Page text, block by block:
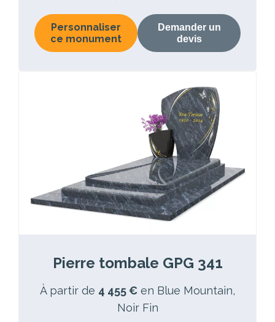
Personnaliser
ce monument
Demander un
devis
Pierre tombale GPG 341
À partir de 4 455 € en Blue Mountain,
Noir Fin